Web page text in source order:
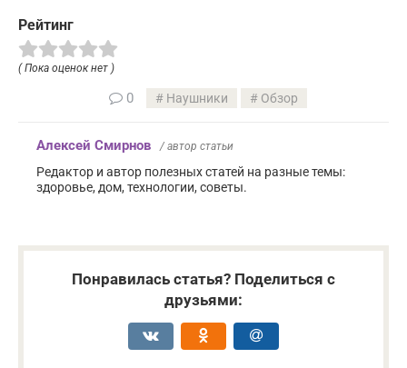
Рейтинг
( Пока оценок нет )
0 Наушники Обзор
Алексей Смирнов / автор статьи
Редактор и автор полезных статей на разные темы:
здоровье, дом, технологии, советы.
Понравилась статья? Поделиться с
друзьями: